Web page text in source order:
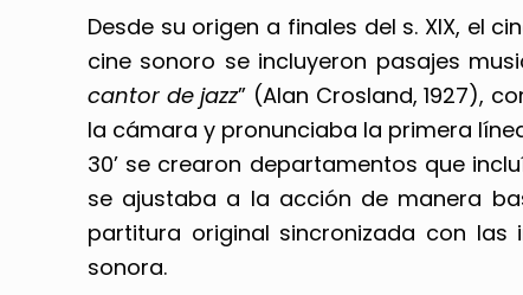
Desde su origen a finales del s. XIX, el
cine sonoro se incluyeron pasajes
cantor de jazz” (Alan Crosland, 1927),
la cámara y pronunciaba la primera
30’ se crearon departamentos que
se ajustaba a la acción de manera
partitura original sincronizada con las
sonora.